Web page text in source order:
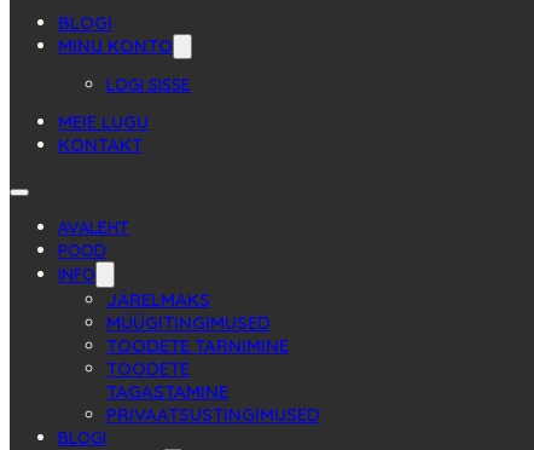
BLOGI
MINU KONTO
LOGI SISSE
MEIE LUGU
KONTAKT
AVALEHT
POOD
INFO
JÄRELMAKS
MÜÜGITINGIMUSED
TOODETE TARNIMINE
TOODETE
TAGASTAMINE
PRIVAATSUSTINGIMUSED
BLOGI